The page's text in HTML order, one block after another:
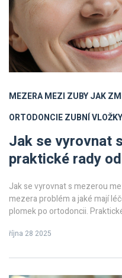
MEZERA MEZI ZUBYJAK
ORTODONCIEZUBNÍ VLOŽKY
Jak se vyrovnat
praktické rady
Jak se vyrovnat s mezerou
mezera problém a jaké mají
plomek po ortodoncii.
října 28 2025